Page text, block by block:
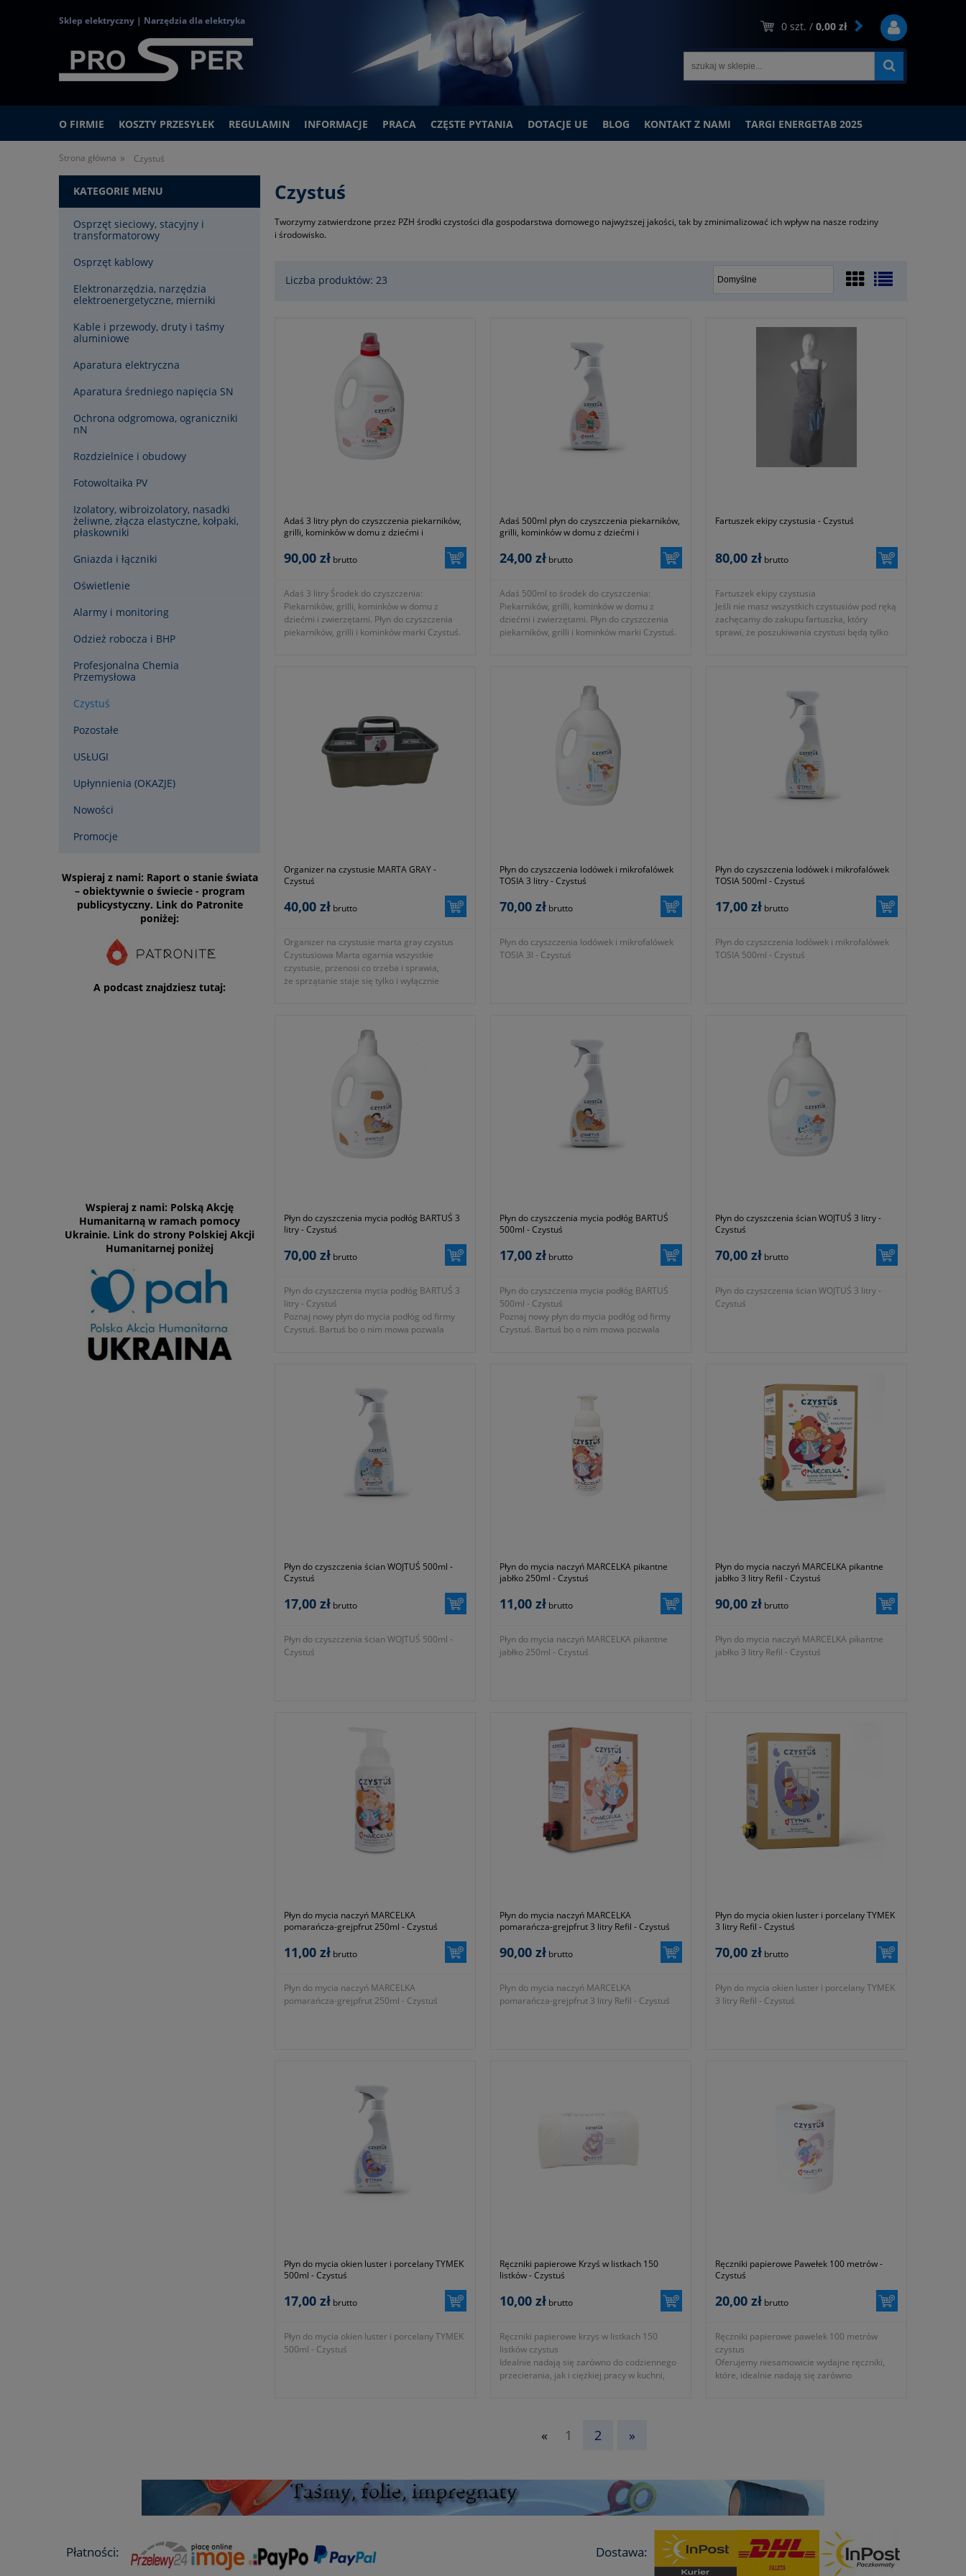
Sklep elektryczny | Narzędzia dla elektryka 0 szt. / 0,00 zł
O FIRMIE KOSZTY PRZESYŁEK REGULAMIN INFORMACJE PRACA CZĘSTE PYTANIA DOTACJE UE BLOG KONTAKT Z NAMI TARGI ENERGETAB 2025
Strona główna » Czystuś
KATEGORIE MENU
Osprzęt sieciowy, stacyjny i
transformatorowy
Osprzęt kablowy
Elektronarzędzia, narzędzia
elektroenergetyczne, mierniki
Kable i przewody, druty i taśmy
aluminiowe
Aparatura elektryczna
Aparatura średniego napięcia SN
Ochrona odgromowa, ograniczniki
nN
Rozdzielnice i obudowy
Fotowoltaika PV
Izolatory, wibroizolatory, nasadki
żeliwne, złącza elastyczne, kołpaki,
płaskowniki
Gniazda i łączniki
Oświetlenie
Alarmy i monitoring
Odzież robocza i BHP
Profesjonalna Chemia
Przemysłowa
Czystuś
Pozostałe
USŁUGI
Upłynnienia (OKAZJE)
Nowości
Promocje
Wspieraj z nami: Raport o stanie świata
– obiektywnie o świecie - program
publicystyczny. Link do Patronite
poniżej:
A podcast znajdziesz tutaj:
Wspieraj z nami: Polską Akcję
Humanitarną w ramach pomocy
Ukrainie. Link do strony Polskiej Akcji
Humanitarnej poniżej
Czystuś
Tworzymy zatwierdzone przez PZH środki czystości dla gospodarstwa domowego najwyższej jakości, tak by zminimalizować ich wpływ na nasze rodziny
i środowisko.
Liczba produktów: 23
Adaś 3 litry płyn do czyszczenia piekarników,
grilli, kominków w domu z dziećmi i
90,00 zł brutto
Adaś 3 litry Środek do czyszczenia:
Piekarników, grilli, kominków w domu z
dziećmi i zwierzętami. Płyn do czyszczenia
piekarników, grilli i kominków marki Czystuś.
Adaś 500ml płyn do czyszczenia piekarników,
grilli, kominków w domu z dziećmi i
24,00 zł brutto
Adaś 500ml to środek do czyszczenia:
Piekarników, grilli, kominków w domu z
dziećmi i zwierzętami. Płyn do czyszczenia
piekarników, grilli i kominków marki Czystuś.
Fartuszek ekipy czystusia - Czystuś
80,00 zł brutto
Fartuszek ekipy czystusia
Jeśli nie masz wszystkich czystusiów pod ręką
zachęcamy do zakupu fartuszka, który
sprawi, że poszukiwania czystusi będą tylko
Dopilnowaliśmy abyś miał / miała gdzie
schować Czystusiowe butelki, zawiesić
szmatkę i ruszyć na wygraną bitwę z brudem
Organizer na czystusie MARTA GRAY -
Czystuś
40,00 zł brutto
Organizer na czystusie marta gray czystus
Czystusiowa Marta ogarnia wszystkie
czystusie, przenosi co trzeba i sprawia,
że sprzątanie staje się tylko i wyłącznie
Płyn do czyszczenia lodówek i mikrofalówek
TOSIA 3 litry - Czystuś
70,00 zł brutto
Płyn do czyszczenia lodówek i mikrofalówek
TOSIA 3l - Czystuś
Płyn do czyszczenia lodówek i mikrofalówek
TOSIA 500ml - Czystuś
17,00 zł brutto
Płyn do czyszczenia lodówek i mikrofalówek
TOSIA 500ml - Czystuś
Płyn do czyszczenia mycia podłóg BARTUŚ 3
litry - Czystuś
70,00 zł brutto
Płyn do czyszczenia mycia podłóg BARTUŚ 3
litry - Czystuś
Poznaj nowy płyn do mycia podłóg od firmy
Czystuś. Bartuś bo o nim mowa pozwala
Płyn do czyszczenia mycia podłóg BARTUŚ
500ml - Czystuś
17,00 zł brutto
Płyn do czyszczenia mycia podłóg BARTUŚ
500ml - Czystuś
Poznaj nowy płyn do mycia podłóg od firmy
Czystuś. Bartuś bo o nim mowa pozwala
Płyn do czyszczenia ścian WOJTUŚ 3 litry -
Czystuś
70,00 zł brutto
Płyn do czyszczenia ścian WOJTUŚ 3 litry -
Czystuś
Płyn do czyszczenia ścian WOJTUŚ 500ml -
Czystuś
17,00 zł brutto
Płyn do czyszczenia ścian WOJTUŚ 500ml -
Czystuś
Płyn do mycia naczyń MARCELKA pikantne
jabłko 250ml - Czystuś
11,00 zł brutto
Płyn do mycia naczyń MARCELKA pikantne
jabłko 250ml - Czystuś
Płyn do mycia naczyń MARCELKA pikantne
jabłko 3 litry Refil - Czystuś
90,00 zł brutto
Płyn do mycia naczyń MARCELKA pikantne
jabłko 3 litry Refil - Czystuś
Płyn do mycia naczyń MARCELKA
pomarańcza-grejpfrut 250ml - Czystuś
11,00 zł brutto
Płyn do mycia naczyń MARCELKA
pomarańcza-grejpfrut 250ml - Czystuś
Płyn do mycia naczyń MARCELKA
pomarańcza-grejpfrut 3 litry Refil - Czystuś
90,00 zł brutto
Płyn do mycia naczyń MARCELKA
pomarańcza-grejpfrut 3 litry Refil - Czystuś
Płyn do mycia okien luster i porcelany TYMEK
3 litry Refil - Czystuś
70,00 zł brutto
Płyn do mycia okien luster i porcelany TYMEK
3 litry Refil - Czystuś
Płyn do mycia okien luster i porcelany TYMEK
500ml - Czystuś
17,00 zł brutto
Płyn do mycia okien luster i porcelany TYMEK
500ml - Czystuś
Ręczniki papierowe Krzyś w listkach 150
listków - Czystuś
10,00 zł brutto
Ręczniki papierowe krzys w listkach 150
listków czystus
Idealnie nadają się zarówno do codziennego
przecierania, jak i ciężkiej pracy w kuchni,
Ręczniki papierowe Pawełek 100 metrów -
Czystuś
20,00 zł brutto
Ręczniki papierowe pawelek 100 metrów
czystus
Oferujemy niesamowicie wydajne ręczniki,
które, idealnie nadają się zarówno
« 1 2 »
Płatności: Dostawa: